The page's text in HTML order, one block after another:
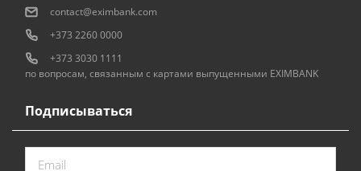
Подписываться
contact@eximbank.com
+373 2260 0000
+373 3030 1111
по вопросам, связанным с картами выпущенными EXIMBANK